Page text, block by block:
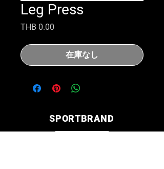
Leg Press
THB 0.00
在庫なし
SPORTBRAND